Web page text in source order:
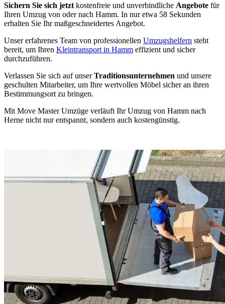
Sichern Sie sich jetzt kostenfreie und unverbindliche Angebote für
Ihren Umzug von oder nach Hamm. In nur etwa 58 Sekunden
erhalten Sie Ihr maßgeschneidertes Angebot.
Unser erfahrenes Team von professionellen Umzugshelfern steht
bereit, um Ihren Kleintransport in Hamm effizient und sicher
durchzuführen.
Verlassen Sie sich auf unserTraditionsunternehmen und unsere
geschulten Mitarbeiter, um Ihre wertvollen Möbel sicher an ihren
Bestimmungsort zu bringen.
Mit Move Master Umzüge verläuft Ihr Umzug von Hamm nach
Herne nicht nur entspannt, sondern auch kostengünstig.